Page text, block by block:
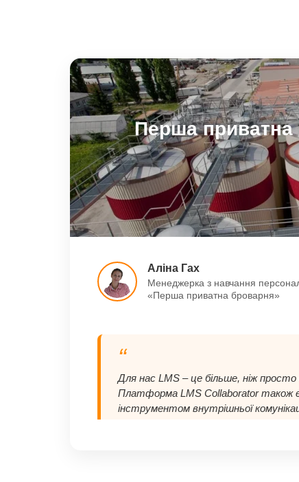
Перша приватна
Аліна Гах
Менеджерка з навчання
«Перша приватна броварня»
“
Для нас LMS – це більше, ніж
Платформа LMS Collaborator також
інструментом внутрішньої
адміністратора порталу, великою